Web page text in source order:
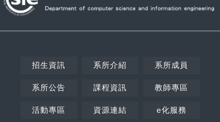
招生資訊 系所介紹 系所成員
系所公告 課程資訊 教師專區
活動專區 資源連結 e化服務